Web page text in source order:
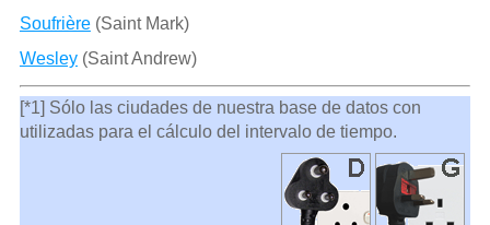
Soufrière(Saint Mark)
Wesley(Saint Andrew)
[*1] Sólo las ciudades de nuestra base de datos con
utilizadas para el cálculo del intervalo de tiempo.